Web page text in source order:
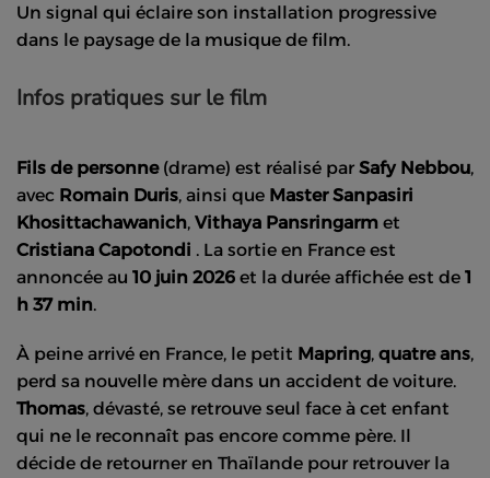
Un signal qui éclaire son installation progressive
dans le paysage de la musique de film.
Infos pratiques sur le film
Fils de personne(drame) est réalisé par Safy Nebbou,
avec Romain Duris, ainsi que Master Sanpasiri
Khosittachawanich, Vithaya Pansringarm et
Cristiana Capotondi . La sortie en France est
annoncée au 10 juin 2026 et la durée affichée est de 1
h 37 min.
À peine arrivé en France, le petit Mapring, quatre ans,
perd sa nouvelle mère dans un accident de voiture.
Thomas, dévasté, se retrouve seul face à cet enfant
qui ne le reconnaît pas encore comme père. Il
décide de retourner en Thaïlande pour retrouver la